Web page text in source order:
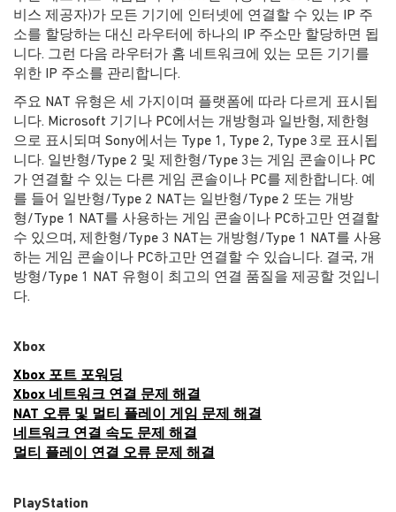
비스 제공자)가 모든 기기에 인터넷에 연결할 수 있는 IP 주
소를 할당하는 대신 라우터에 하나의 IP 주소만 할당하면 됩
니다. 그런 다음 라우터가 홈 네트워크에 있는 모든 기기를
위한 IP 주소를 관리합니다.
주요 NAT 유형은 세 가지이며 플랫폼에 따라 다르게 표시됩
니다. Microsoft 기기나 PC에서는 개방형과 일반형, 제한형
으로 표시되며 Sony에서는 Type 1, Type 2, Type 3로 표시됩
니다. 일반형/Type 2 및 제한형/Type 3는 게임 콘솔이나 PC
가 연결할 수 있는 다른 게임 콘솔이나 PC를 제한합니다. 예
를 들어 일반형/Type 2 NAT는 일반형/Type 2 또는 개방
형/Type 1 NAT를 사용하는 게임 콘솔이나 PC하고만 연결할
수 있으며, 제한형/Type 3 NAT는 개방형/Type 1 NAT를 사용
하는 게임 콘솔이나 PC하고만 연결할 수 있습니다. 결국, 개
방형/Type 1 NAT 유형이 최고의 연결 품질을 제공할 것입니
다.
Xbox
Xbox 포트 포워딩
Xbox 네트워크 연결 문제 해결
NAT 오류 및 멀티 플레이 게임 문제 해결
네트워크 연결 속도 문제 해결
멀티 플레이 연결 오류 문제 해결
PlayStation